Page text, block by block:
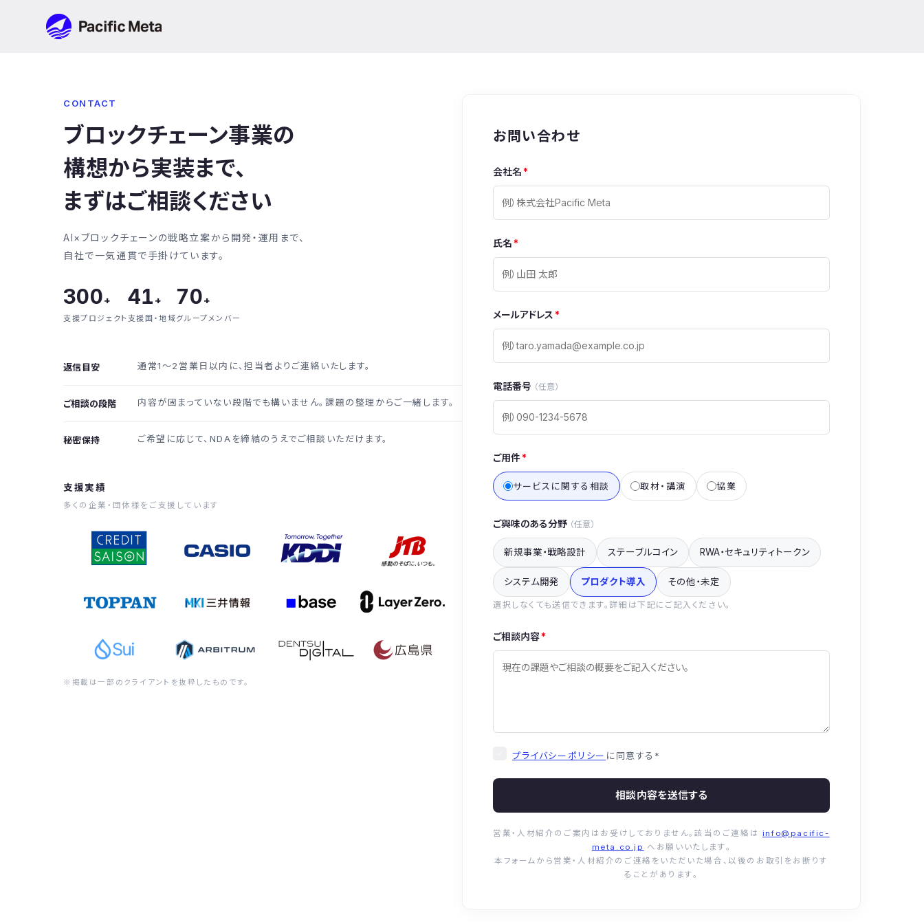
CONTACT
ブロックチェーン事業の
構想から実装まで、
まずはご相談ください
AI×ブロックチェーンの戦略立案から開発・運用まで、
自社で一気通貫で手掛けています。
300+
支援プロジェクト
41 +
支援国・地域
70+
グループメンバー
返信目安 通常1〜2営業日以内に、担当者よりご連絡いたします。
ご相談の段階 内容が固まっていない段階でも構いません。課題の整理からご一緒します。
秘密保持 ご希望に応じて、NDAを締結のうえでご相談いただけます。
支援実績
多くの企業・団体様をご支援しています
※掲載は一部のクライアントを抜粋したものです。
お問い合わせ
会社名*
氏名*
メールアドレス *
電話番号 （任意）
ご用件*
サービスに関する相談 取材・講演 協業
ご興味のある分野 （任意）
新規事業・戦略設計 ステーブルコイン RWA・セキュリティトークン
システム開発 プロダクト導入 その他・未定
選択しなくても送信できます。詳細は下記にご記入ください。
ご相談内容*
プライバシーポリシー に同意する *
相談内容を送信する
営業・人材紹介のご案内はお受けしておりません。該当のご連絡は info@pacific-
meta.co.jp へお願いいたします。
本フォームから営業・人材紹介のご連絡をいただいた場合、以後のお取引をお断りす
ることがあります。